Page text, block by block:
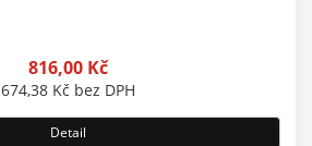
816,00 Kč
674,38 Kč bez DPH
Detail